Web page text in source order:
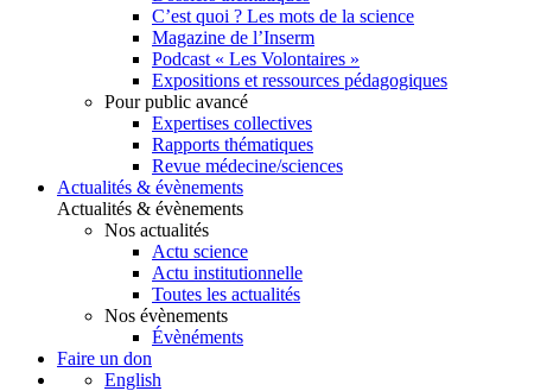
C’est quoi ? Les mots de la science
Magazine de l’Inserm
Podcast « Les Volontaires »
Expositions et ressources pédagogiques
Pour public avancé
Expertises collectives
Rapports thématiques
Revue médecine/sciences
Actualités & évènements
Actualités & évènements
Nos actualités
Actu science
Actu institutionnelle
Toutes les actualités
Nos évènements
Évènéments
Faire un don
English